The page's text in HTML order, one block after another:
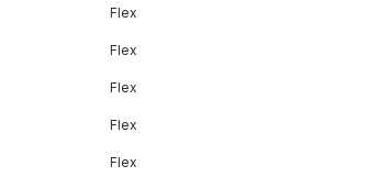
Flex
Flex
Flex
Flex
Flex